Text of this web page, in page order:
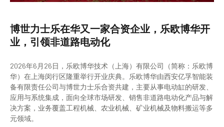
博世力士乐在华又一家合资企业，乐欧博华开
业，引领非道路电动化
2026年6月26日，乐欧博华技术（上海）有限公司（简称：乐欧博
华）在上海闵行区隆重举行开业庆典。乐欧博华由西安亿孚智能装
备有限责任公司与博世力士乐合资共建，主要从事电动缸的研发、
应用与系统集成，面向全球市场研发、销售非道路电动化产品与解
决方案，业务覆盖工程机械、农业机械、矿业机械及物料搬运等多
元领域。